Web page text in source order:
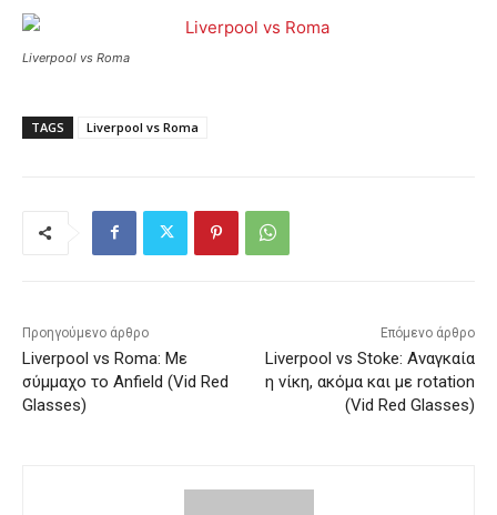
Liverpool vs Roma
TAGS Liverpool vs Roma
Προηγούμενο άρθρο
Liverpool vs Roma: Με
σύμμαχο το Anfield (Vid Red
Glasses)
Επόμενο άρθρο
Liverpool vs Stoke: Αναγκαία
η νίκη, ακόμα και με rotation
(Vid Red Glasses)